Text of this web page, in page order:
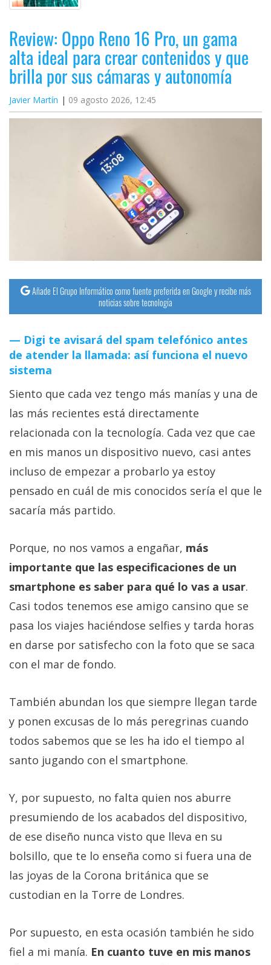
Review: Oppo Reno 16 Pro, un gama
alta ideal para crear contenidos y que
brilla por sus cámaras y autonomía
Javier Martín 09 agosto 2026, 12:45
Añade El Grupo Informático como fuente preferida en Google y recibe más
noticias sobre tecnología
Digi te avisará del spam telefónico antes
de atender la llamada: así funciona el nuevo
sistema
Siento que cada vez tengo más manías y una de
las más recientes está directamente
relacionada con la tecnología. Cada vez que cae
en mis manos un dispositivo nuevo, casi antes
incluso de empezar a probarlo ya estoy
pensado en cuál de mis conocidos sería el que le
sacaría más partido.
Porque, no nos vamos a engañar, más
importante que las especificaciones de un
smartphone es saber para qué lo vas a usar.
Casi todos tenemos ese amigo cansino que se
pasa los viajes haciéndose selfies y tarda horas
en darse por satisfecho con la foto que se saca
con el mar de fondo.
También abundan los que siempre llegan tarde
y ponen excusas de lo más peregrinas cuando
todos sabemos que se les ha ido el tiempo al
santo jugando con el smartphone.
Y, por supuesto, no falta quien nos aburre
presumiendo de los acabados del dispositivo,
de ese diseño nunca visto que lleva en su
bolsillo, que te lo enseña como si fuera una de
las joyas de la Corona británica que se
custodian en la Torre de Londres.
Por supuesto, en esta ocasión también he sido
fiel a mi manía. En cuanto tuve en mis manos